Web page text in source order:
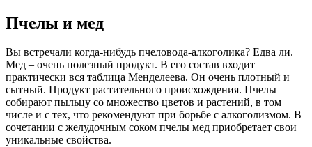
Пчелы и мед
Вы встречали когда-нибудь пчеловода-алкоголика? Едва ли.
Мед – очень полезный продукт. В его состав входит
практически вся таблица Менделеева. Он очень плотный и
сытный. Продукт растительного происхождения. Пчелы
собирают пыльцу со множество цветов и растений, в том
числе и с тех, что рекомендуют при борьбе с алкоголизмом. В
сочетании с желудочным соком пчелы мед приобретает свои
уникальные свойства.